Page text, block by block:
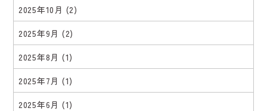
2025年10月 (2)
2025年9月 (2)
2025年8月 (1)
2025年7月 (1)
2025年6月 (1)